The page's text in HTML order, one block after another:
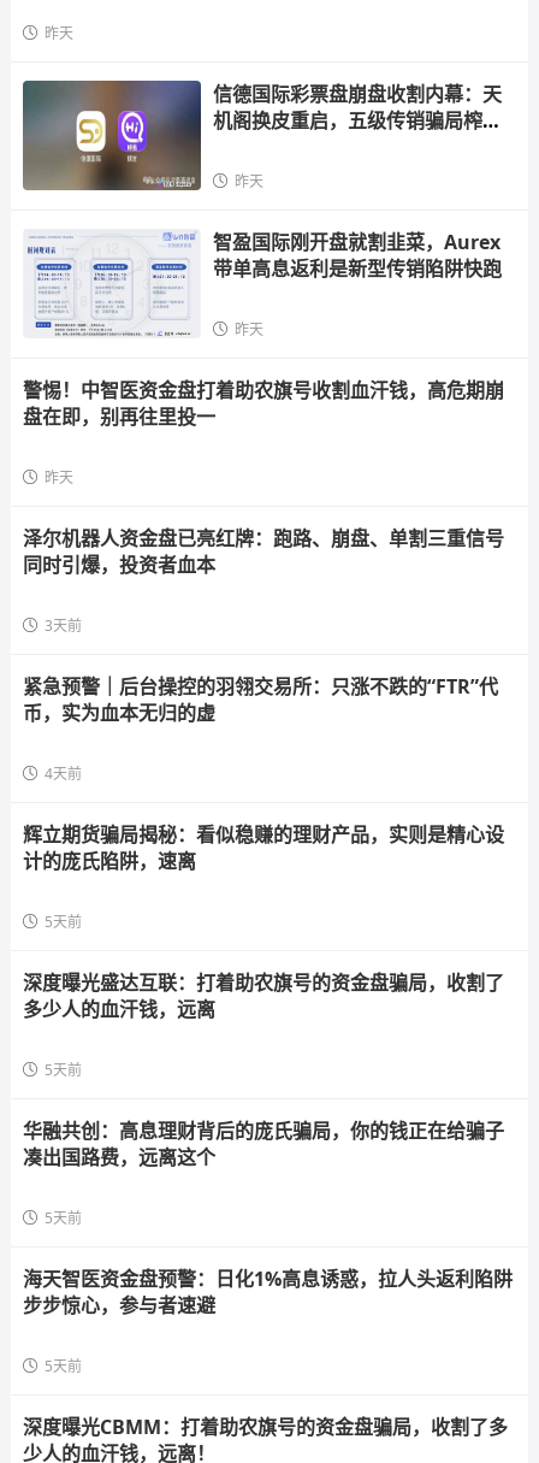
昨天
信德国际彩票盘崩盘收割内幕：天
机阁换皮重启，五级传销骗局榨干
昨天
智盈国际刚开盘就割韭菜，Aurex
带单高息返利是新型传销陷阱快跑
昨天
警惕！中智医资金盘打着助农旗号收割血汗钱，高危期崩
盘在即，别再往里投一
昨天
泽尔机器人资金盘已亮红牌：跑路、崩盘、单割三重信号
同时引爆，投资者血本
3天前
紧急预警｜后台操控的羽翎交易所：只涨不跌的“FTR”代
币，实为血本无归的虚
4天前
辉立期货骗局揭秘：看似稳赚的理财产品，实则是精心设
计的庞氏陷阱，速离
5天前
深度曝光盛达互联：打着助农旗号的资金盘骗局，收割了
多少人的血汗钱，远离
5天前
华融共创：高息理财背后的庞氏骗局，你的钱正在给骗子
凑出国路费，远离这个
5天前
海天智医资金盘预警：日化1%高息诱惑，拉人头返利陷阱
步步惊心，参与者速避
5天前
深度曝光CBMM：打着助农旗号的资金盘骗局，收割了多
少人的血汗钱，远离！